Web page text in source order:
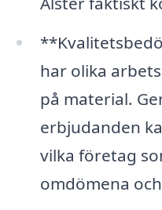
har olika
på material.
erbjudanden
vilka företag
omdömena